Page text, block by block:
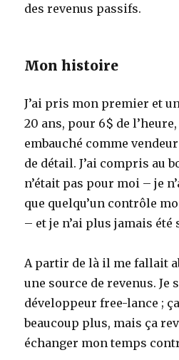
des revenus passifs.
Mon histoire
J’ai pris mon premier et
20 ans, pour 6$ de
embauché comme
de détail. J’ai compris au
n’était pas pour moi – je
que quelqu’un contrôle
– et je n’ai plus jamais été
A partir de là il me fallait
une source de revenus. Je
développeur free-lance ;
beaucoup plus, mais ça
échanger mon temps